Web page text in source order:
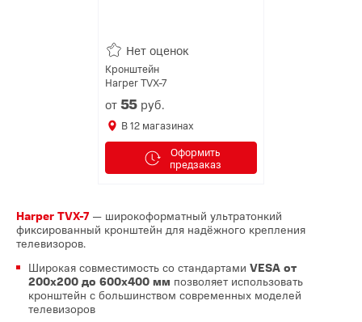
Нет оценок
Кронштейн
Harper TVX-7
от55 руб.
В12 магазинах
Оформить
предзаказ
Harper TVX-7 — широкоформатный ультратонкий
фиксированный кронштейн для надёжного крепления
телевизоров.
Широкая совместимость со стандартами VESA от
200x200 до 600x400 мм позволяет использовать
кронштейн с большинством современных моделей
телевизоров